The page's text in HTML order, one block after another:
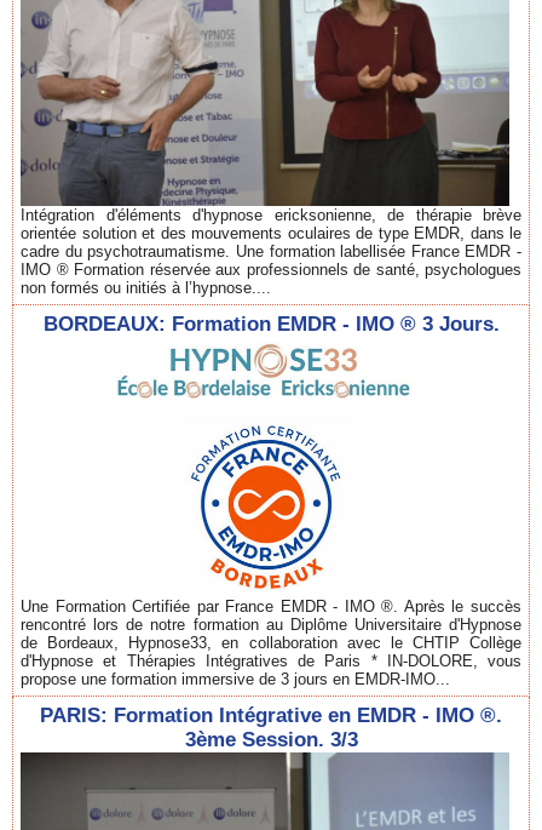
Intégration d'éléments d'hypnose ericksonienne, de thérapie brève
orientée solution et des mouvements oculaires de type EMDR, dans le
cadre du psychotraumatisme. Une formation labellisée France EMDR -
IMO ® Formation réservée aux professionnels de santé, psychologues
non formés ou initiés à l’hypnose....
BORDEAUX: Formation EMDR - IMO ® 3 Jours.
Une Formation Certifiée par France EMDR - IMO ®. Après le succès
rencontré lors de notre formation au Diplôme Universitaire d'Hypnose
de Bordeaux, Hypnose33, en collaboration avec le CHTIP Collège
d'Hypnose et Thérapies Intégratives de Paris * IN-DOLORE, vous
propose une formation immersive de 3 jours en EMDR-IMO...
PARIS: Formation Intégrative en EMDR - IMO ®.
3ème Session. 3/3